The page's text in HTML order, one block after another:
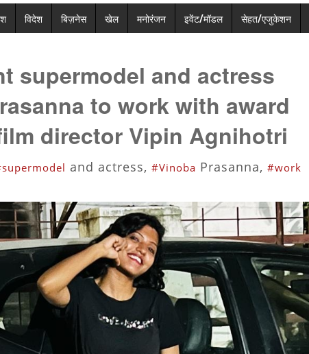
विदेश बिज़नेस खेल मनोरंजन इवेंट/मॉडल सेहत/एजुकेशन
supermodel and actress
to work with award
director Vipin Agnihotri
and actress, #Vinoba Prasanna, #work